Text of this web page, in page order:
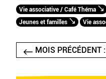
Vie associative / Café Théma
Jeunes et familles
Vie
MOIS PRÉCÉDENT